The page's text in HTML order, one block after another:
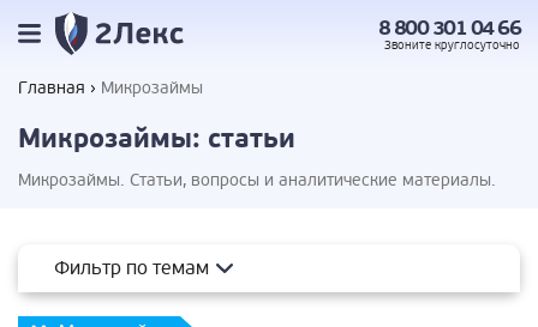
8 800 301 04 66
Звоните круглосуточно
Главная Микрозаймы
Микрозаймы: статьи
Микрозаймы. Статьи, вопросы и аналитические материалы.
Фильтр по темам